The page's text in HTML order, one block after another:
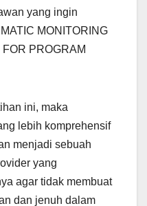
yang ingin
MONITORING
PROGRAM
ini, maka
lebih komprehensif
menjadi sebuah
yang
agar tidak membuat
dan jenuh dalam